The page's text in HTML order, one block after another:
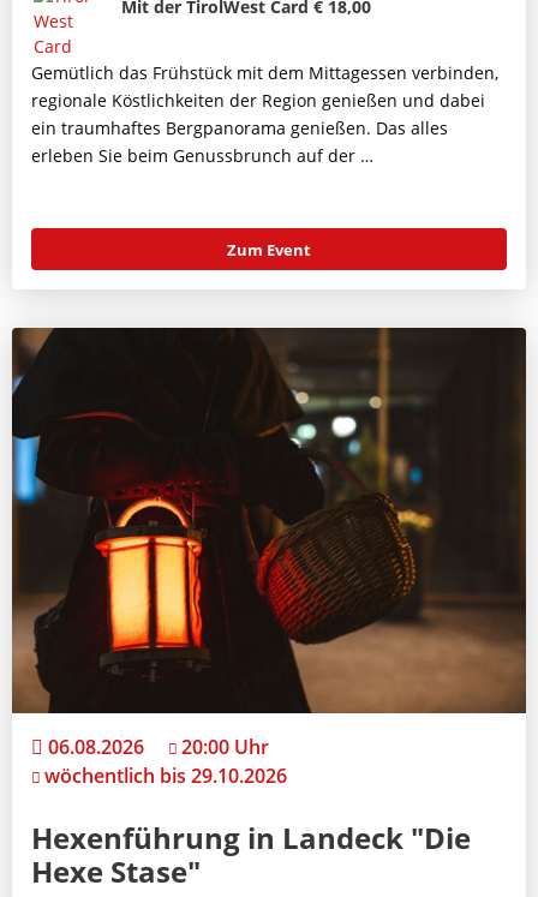
Mit der TirolWest Card € 18,00
Gemütlich das Frühstück mit dem Mittagessen verbinden,
regionale Köstlichkeiten der Region genießen und dabei
ein traumhaftes Bergpanorama genießen. Das alles
erleben Sie beim Genussbrunch auf der …
Zum Event
06.08.2026
20:00 Uhr
wöchentlich bis 29.10.2026
Hexenführung in Landeck "Die
Hexe Stase"